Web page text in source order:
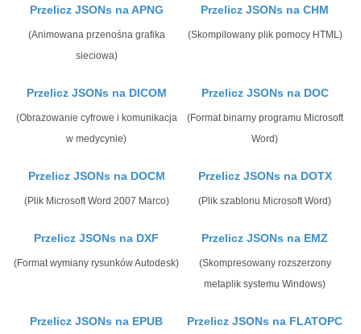
Przelicz JSONs na APNG
(Animowana przenośna grafika
sieciowa)
Przelicz JSONs na CHM
(Skompilowany plik pomocy HTML)
Przelicz JSONs na DICOM
(Obrazowanie cyfrowe i komunikacja
w medycynie)
Przelicz JSONs na DOC
(Format binarny programu Microsoft
Word)
Przelicz JSONs na DOCM
(Plik Microsoft Word 2007 Marco)
Przelicz JSONs na DOTX
(Plik szablonu Microsoft Word)
Przelicz JSONs na DXF
(Format wymiany rysunków Autodesk)
Przelicz JSONs na EMZ
(Skompresowany rozszerzony
metaplik systemu Windows)
Przelicz JSONs na EPUB Przelicz JSONs na FLATOPC